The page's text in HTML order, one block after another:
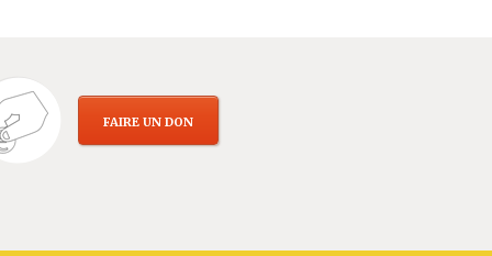
FAIRE UN DON